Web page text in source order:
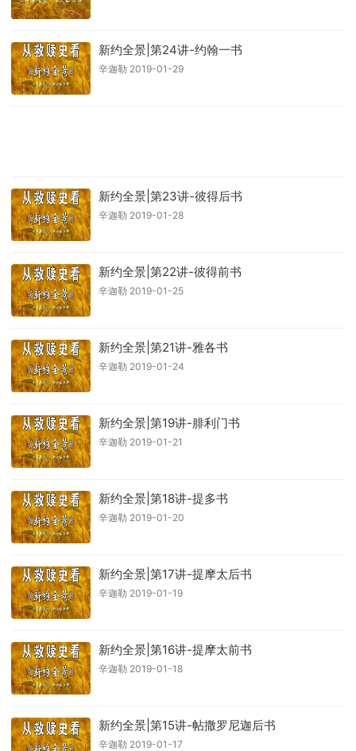
新约全景|第24讲-约翰一书
辛迦勒 2019-01-29
新约全景|第23讲-彼得后书
辛迦勒 2019-01-28
新约全景|第22讲-彼得前书
辛迦勒 2019-01-25
新约全景|第21讲-雅各书
辛迦勒 2019-01-24
新约全景|第19讲-腓利门书
辛迦勒 2019-01-21
新约全景|第18讲-提多书
辛迦勒 2019-01-20
新约全景|第17讲-提摩太后书
辛迦勒 2019-01-19
新约全景|第16讲-提摩太前书
辛迦勒 2019-01-18
新约全景|第15讲-帖撒罗尼迦后书
辛迦勒 2019-01-17